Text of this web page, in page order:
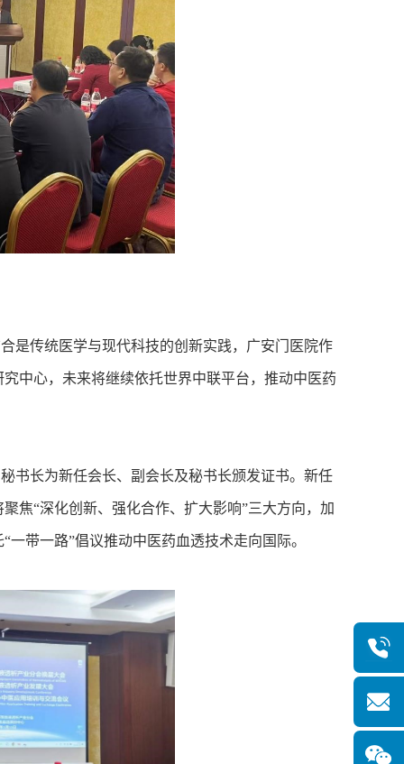
传统医学与现代科技的创新实践，广安门医院作
中心，未来将继续依托世界中联平台，推动中医药
长为新任会长、副会长及秘书长颁发证书。新任
焦“深化创新、强化合作、扩大影响”三大方向，加
一带一路”倡议推动中医药血透技术走向国际。